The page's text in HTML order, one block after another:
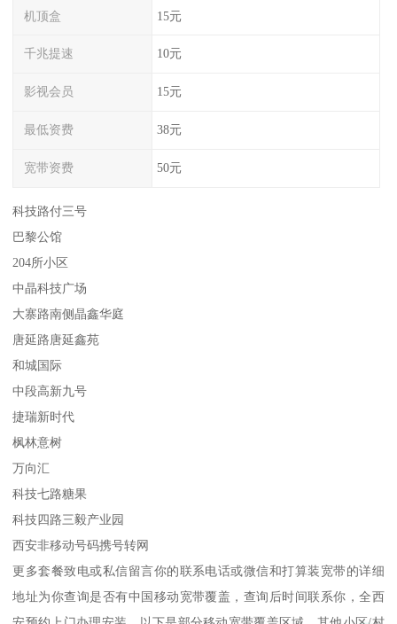
机顶盒 15元
千兆提速 10元
影视会员 15元
最低资费 38元
宽带资费 50元
科技路付三号
巴黎公馆
204所小区
中晶科技广场
大寨路南侧晶鑫华庭
唐延路唐延鑫苑
和城国际
中段高新九号
捷瑞新时代
枫林意树
万向汇
科技七路糖果
科技四路三毅产业园
西安非移动号码携号转网
更多套餐致电或私信留言你的联系电话或微信和打算装宽带的详细
地址为你查询是否有中国移动宽带覆盖，查询后时间联系你，全西